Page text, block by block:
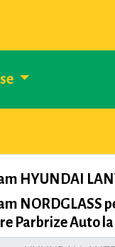
HYUNDAI
NORDGLASS
Parbrize Auto